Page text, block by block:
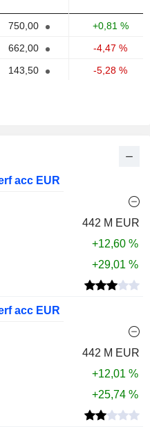
750,00
+0,81 %
662,00
-4,47 %
143,50 -5,28 %
acc EUR
442 M EUR
+12,60 %
+29,01 %
acc EUR
442 M EUR
+12,01 %
+25,74 %